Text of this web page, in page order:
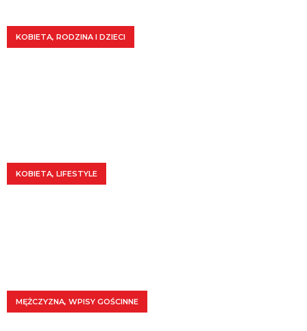
KOBIETA, RODZINA I DZIECI
KOBIETA, LIFESTYLE
MĘŻCZYZNA, WPISY GOŚCINNE